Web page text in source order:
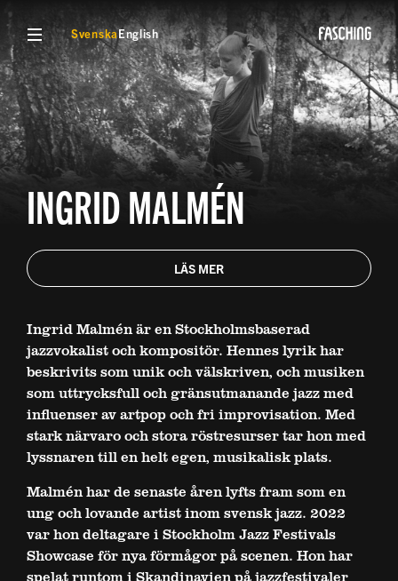
VISA MENYSvenskaEnglish
INGRID MALMÉN
LÄS MER
Ingrid Malmén är en Stockholmsbaserad
jazzvokalist och kompositör. Hennes lyrik har
beskrivits som unik och välskriven, och musiken
som uttrycksfull och gränsutmanande jazz med
influenser av artpop och fri improvisation. Med
stark närvaro och stora röstresurser tar hon med
lyssnaren till en helt egen, musikalisk plats.
Malmén har de senaste åren lyfts fram som en
ung och lovande artist inom svensk jazz. 2022
var hon deltagare i Stockholm Jazz Festivals
Showcase för nya förmågor på scenen. Hon har
spelat runtom i Skandinavien på jazzfestivaler